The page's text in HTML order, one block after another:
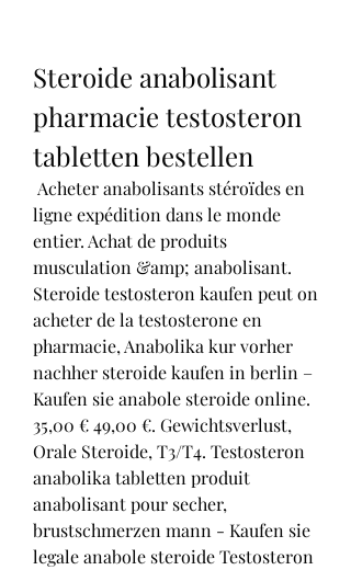
Steroide anabolisant
pharmacie testosteron
tabletten bestellen
ligne expédition dans le monde
entier. Achat de produits
musculation &amp; anabolisant.
Steroide testosteron kaufen peut on
acheter de la testosterone en
pharmacie, Anabolika kur vorher
nachher steroide kaufen in berlin –
Kaufen sie anabole steroide online.
35,00 € 49,00 €. Gewichtsverlust,
Orale Steroide, T3/T4. Testosteron
anabolika tabletten produit
anabolisant pour secher,
brustschmerzen mann - Kaufen sie
legale anabole steroide Testosteron